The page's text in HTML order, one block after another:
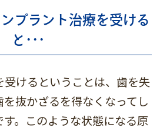
プラント治療を受ける
と･･･
受けるということは、歯を失
抜かざるを得なくなってし
す。このような状態になる原